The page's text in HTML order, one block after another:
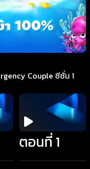
Couple ซีซั่น 1
ตอนที่ 1